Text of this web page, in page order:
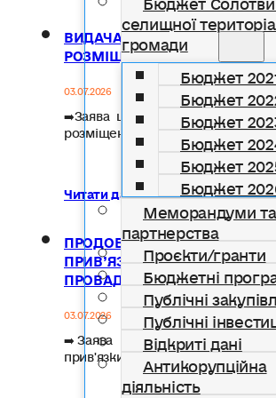
селищної
громади
Бюджет
Бюджет
Бюджет
Бюджет
Бюджет
Бюджет
Меморандуми та
партнерства
Проєкти/гранти
Бюджетні
Публічні
Публічні
Відкриті дані
Антикорупційна
діяльність
ВИДАЧА РІШЕННЯ ПРО
РОЗМІЩЕННЯ ЗОВНІШНЬОЇ
03.07.2026
➡️Заява щодо надання рішення
розміщення зовнішньої
Читати далі...
ПРОДОВЖЕННЯ СТРОКУ ДІЇ
ПРИВ’ЯЗКИ ТИМЧАСОВОЇ
ПРОВАДЖЕННЯ
03.07.2026
➡️ Заява на продовження строку
прив'язки тимчасової споруди…